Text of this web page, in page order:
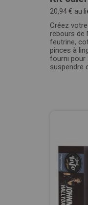
20,94 € au
Créez
rebours de
feutrine,
pinces à
fourni pour
suspendre